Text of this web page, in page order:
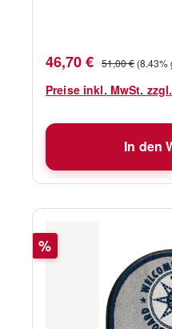
Verkaufspreis:
46,70 € Regulärer Preis:
51,00 € (8.43%
Preise inkl. MwSt.
In den
Rabatt
%